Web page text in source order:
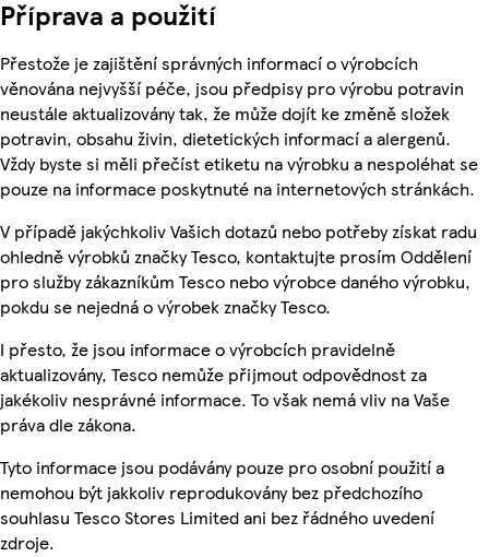
Příprava a použití
Přestože je zajištění správných informací o výrobcích
věnována nejvyšší péče, jsou předpisy pro výrobu potravin
neustále aktualizovány tak, že může dojít ke změně složek
potravin, obsahu živin, dietetických informací a alergenů.
Vždy byste si měli přečíst etiketu na výrobku a nespoléhat se
pouze na informace poskytnuté na internetových stránkách.
V případě jakýchkoliv Vašich dotazů nebo potřeby získat radu
ohledně výrobků značky Tesco, kontaktujte prosím Oddělení
pro služby zákazníkům Tesco nebo výrobce daného výrobku,
pokdu se nejedná o výrobek značky Tesco.
I přesto, že jsou informace o výrobcích pravidelně
aktualizovány, Tesco nemůže přijmout odpovědnost za
jakékoliv nesprávné informace. To však nemá vliv na Vaše
práva dle zákona.
Tyto informace jsou podávány pouze pro osobní použití a
nemohou být jakkoliv reprodukovány bez předchozího
souhlasu Tesco Stores Limited ani bez řádného uvedení
zdroje.